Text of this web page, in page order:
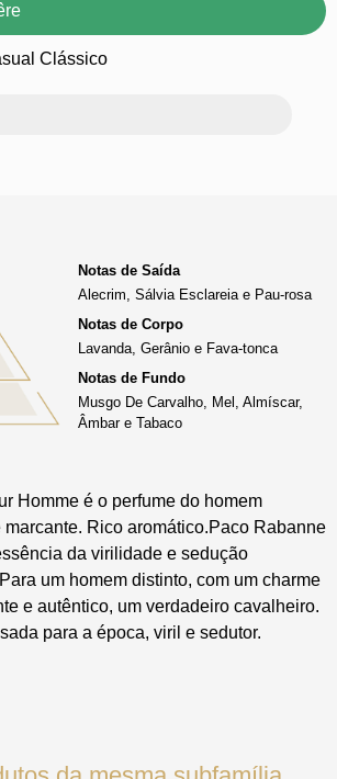
Clássico
Homme é o perfume do homem
Rico aromático.Paco Rabanne
da virilidade e sedução
um homem distinto, com um charme
e autêntico, um verdadeiro cavalheiro.
para a época, viril e sedutor.
Notas de Saída
Alecrim, Sálvia Esclareia e Pau-rosa
Notas de Corpo
Lavanda, Gerânio e Fava-tonca
Notas de Fundo
Musgo De Carvalho, Mel, Almíscar,
Âmbar e Tabaco